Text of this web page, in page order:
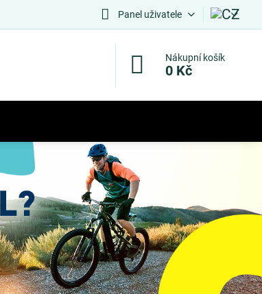
Panel uživatele
Nákupní košík
0 Kč